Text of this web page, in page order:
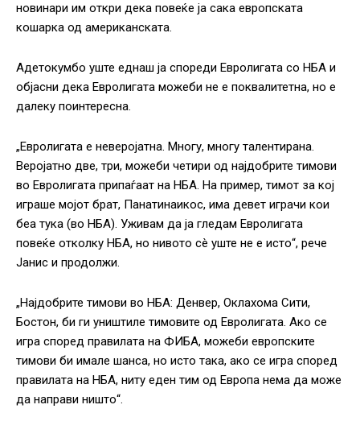
новинари им откри дека повеќе ја сака европската
кошарка од американската.
Адетокумбо уште еднаш ја спореди Евролигата со НБА и
објасни дека Евролигата можеби не е поквалитетна, но е
далеку поинтересна.
„Евролигата е неверојатна. Многу, многу талентирана.
Веројатно две, три, можеби четири од најдобрите тимови
во Евролигата припаѓаат на НБА. На пример, тимот за кој
играше мојот брат, Панатинаикос, има девет играчи кои
беа тука (во НБА). Уживам да ја гледам Евролигата
повеќе отколку НБА, но нивото сè уште не е исто“, рече
Јанис и продолжи.
„Најдобрите тимови во НБА: Денвер, Оклахома Сити,
Бостон, би ги уништиле тимовите од Евролигата. Ако се
игра според правилата на ФИБА, можеби европските
тимови би имале шанса, но исто така, ако се игра според
правилата на НБА, ниту еден тим од Европа нема да може
да направи ништо“.